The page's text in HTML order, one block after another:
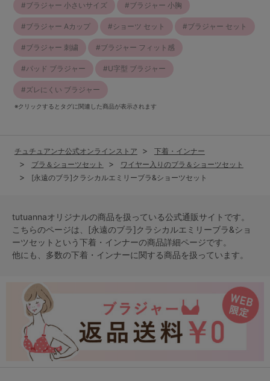
ブラジャー 小さいサイズ ブラジャー 小胸
ブラジャー Aカップ ショーツ セット ブラジャー セット
ブラジャー 刺繍 ブラジャー フィット感
パッド ブラジャー U字型 ブラジャー
ズレにくい ブラジャー
※クリックするとタグに関連した商品が表示されます
チュチュアンナ公式オンラインストア
下着・インナー
ブラ＆ショーツセット
ワイヤー入りのブラ＆ショーツセット
[永遠のブラ]クラシカルエミリーブラ&ショーツセット
tutuannaオリジナルの商品を扱っている公式通販サイトです。
こちらのページは、[永遠のブラ]クラシカルエミリーブラ&ショ
ーツセットという下着・インナーの商品詳細ページです。
他にも、多数の下着・インナーに関する商品を扱っています。